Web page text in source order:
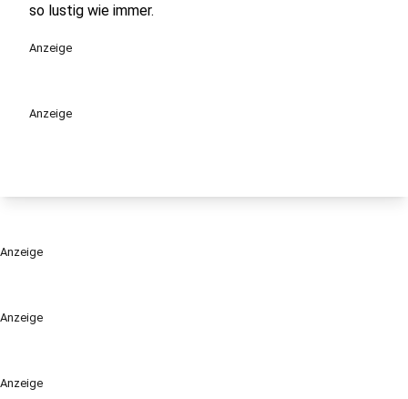
Anzeige
Anzeige
so lustig wie immer.
Anzeige
Anzeige
Anzeige